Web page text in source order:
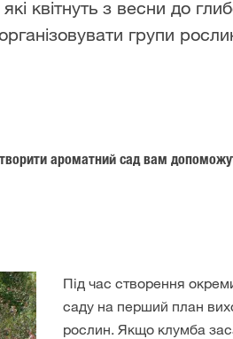
квітнуть з весни до
групи
ароматний сад вам
Під час створення
саду на перший план
рослин. Якщо клумба